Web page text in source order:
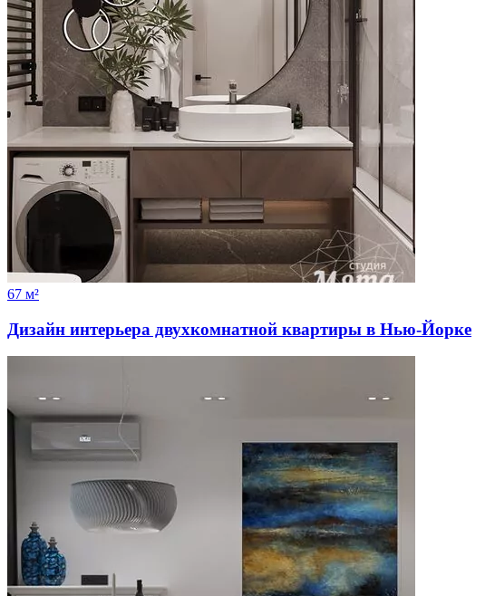
67 м²
Дизайн интерьера двухкомнатной квартиры в Нью-Йорке